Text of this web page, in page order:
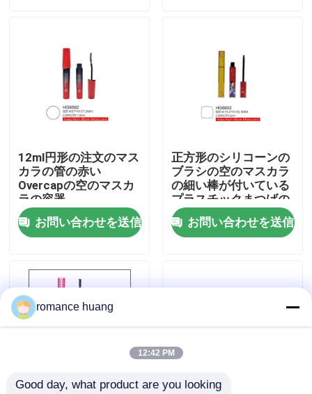
企業情報
会社案内
品質管理
お問い合わせ
化粧品の空気のないびん
化粧品のクリーム色の瓶
12ml円形の注文のマス
カラの管の赤い
Overcapの空のマスカ
ラの容器
お問い合わせを送信
正方形のシリコーンの
ブラシの空のマスカラ
の細い棒が付いている
プラスチックまつげの
ブラシの管6ml
お問い合わせを送信
romance huang
12:42 PM
Good day, what product are you looking